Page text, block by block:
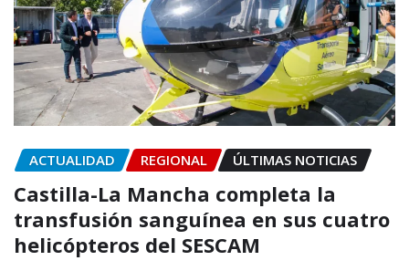
ACTUALIDAD REGIONAL ÚLTIMAS NOTICIAS
Castilla-La Mancha completa la
transfusión sanguínea en sus cuatro
helicópteros del SESCAM